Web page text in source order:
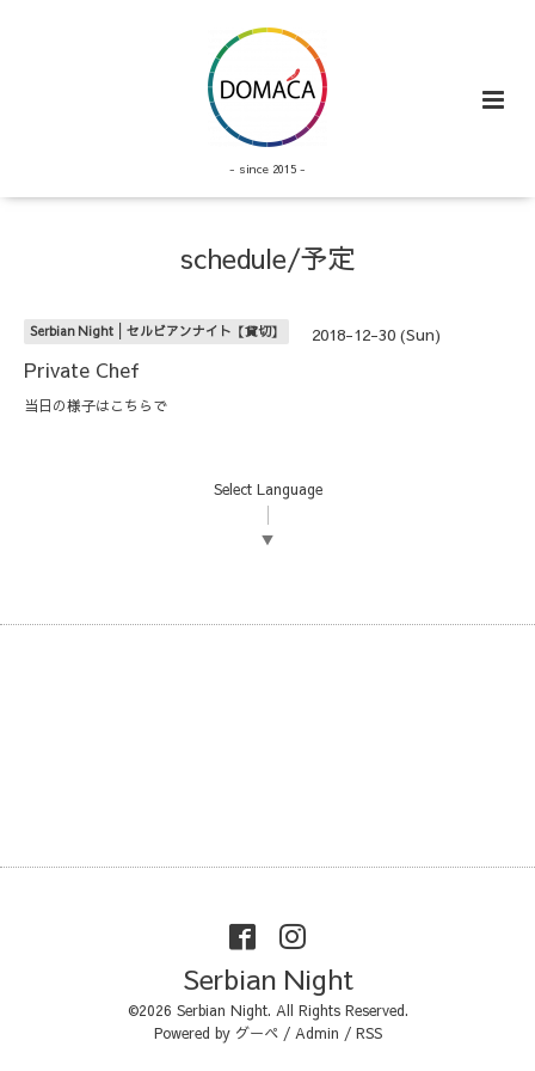
- since 2015 -
schedule/予定
Serbian Night│セルビアンナイト【貸切】 2018-12-30 (Sun)
Private Chef
当日の様子はこちらで
Select Language
▼
Serbian Night
©2026 Serbian Night. All Rights Reserved.
Powered by グーペ/ Admin / RSS